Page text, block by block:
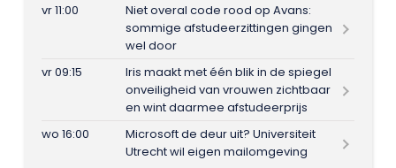
vr 11:00
Niet overal code rood op Avans:
sommige afstudeerzittingen gingen
wel door
vr 09:15
Iris maakt met één blik in de spiegel
onveiligheid van vrouwen zichtbaar
en wint daarmee afstudeerprijs
wo 16:00
Microsoft de deur uit? Universiteit
Utrecht wil eigen mailomgeving